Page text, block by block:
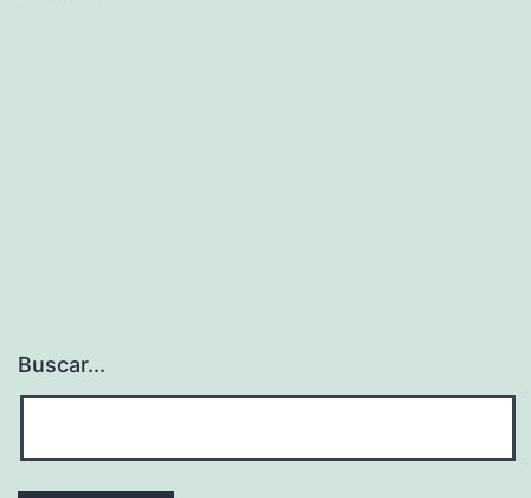
Buscar...